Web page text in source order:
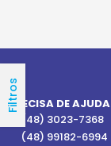
Filtros
PRECISA DE AJUDA
(48) 3023-7368
(48) 99182-6994